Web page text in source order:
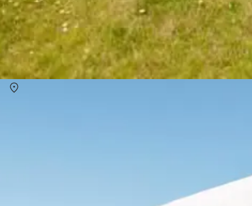
Mols
Schöne Strände finden sich in der Region ebenso, wie